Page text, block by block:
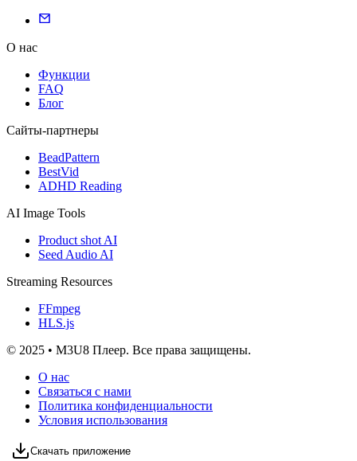
О нас
Функции
FAQ
Блог
Сайты-партнеры
BeadPattern
BestVid
ADHD Reading
AI Image Tools
Product shot AI
Seed Audio AI
Streaming Resources
FFmpeg
HLS.js
© 2025 • M3U8 Плеер. Все права защищены.
О нас
Связаться с нами
Политика конфиденциальности
Условия использования
Скачать приложение